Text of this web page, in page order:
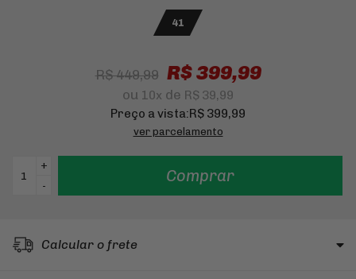
41
R$ 449,99 R$ 399,99
ou 10x de R$ 39,99
Preço a vista:R$ 399,99
ver parcelamento
+
-
Comprar
Calcular o frete